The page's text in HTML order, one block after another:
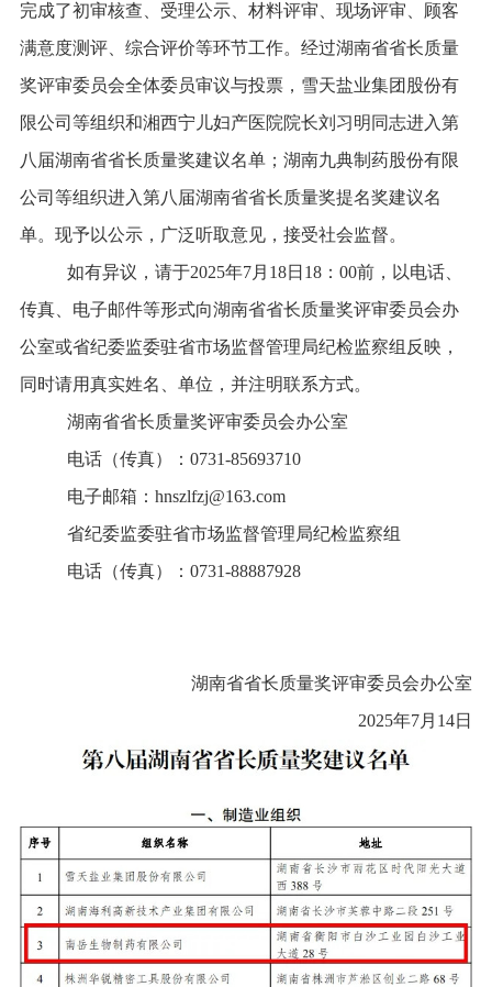
完成了初审核查、受理公示、材料评审、现场评审、顾客
满意度测评、综合评价等环节工作。经过湖南省省长质量
奖评审委员会全体委员审议与投票，雪天盐业集团股份有
限公司等组织和湘西宁儿妇产医院院长刘习明同志进入第
八届湖南省省长质量奖建议名单；湖南九典制药股份有限
公司等组织进入第八届湖南省省长质量奖提名奖建议名
单。现予以公示，广泛听取意见，接受社会监督。
如有异议，请于2025年7月18日18：00前，以电话、
传真、电子邮件等形式向湖南省省长质量奖评审委员会办
公室或省纪委监委驻省市场监督管理局纪检监察组反映，
同时请用真实姓名、单位，并注明联系方式。
湖南省省长质量奖评审委员会办公室
电话（传真）：0731-85693710
电子邮箱：hnszlfzj@163.com
省纪委监委驻省市场监督管理局纪检监察组
电话（传真）：0731-88887928
湖南省省长质量奖评审委员会办公室
2025年7月14日